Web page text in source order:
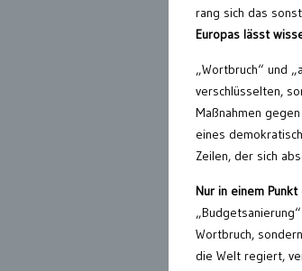
rang sich das
Europas lässt
„Wortbruch“ und
verschlüsselten,
Maßnahmen
eines
Zeilen, der sich
Nur in einem
Wortbruch,
die Welt regiert,